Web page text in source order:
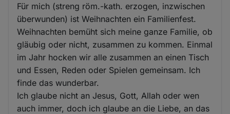
Für mich (streng röm.-kath. erzogen, inzwischen
überwunden) ist Weihnachten ein Familienfest.
Weihnachten bemüht sich meine ganze Familie, ob
gläubig oder nicht, zusammen zu kommen. Einmal
im Jahr hocken wir alle zusammen an einen Tisch
und Essen, Reden oder Spielen gemeinsam. Ich
finde das wunderbar.
Ich glaube nicht an Jesus, Gott, Allah oder wen
auch immer, doch ich glaube an die Liebe, an das